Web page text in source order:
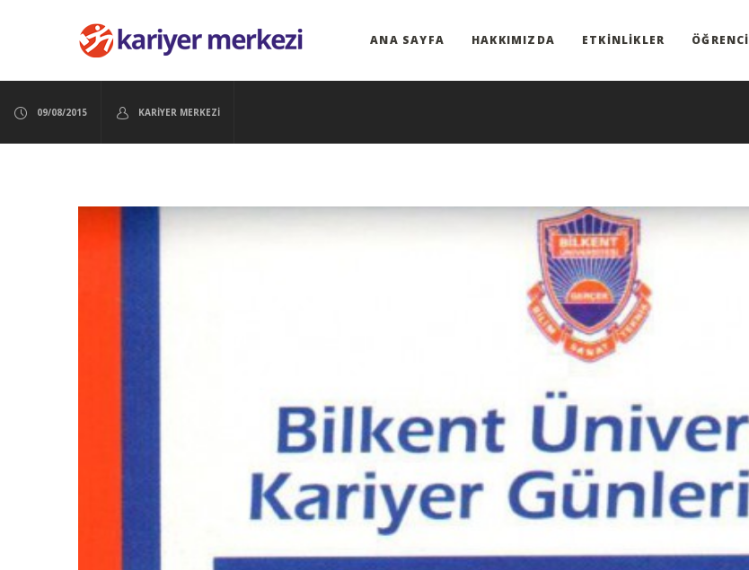
ANA SAYFA HAKKIMIZDA ETKINLIKLER
09/08/2015 KARIYER MERKEZI